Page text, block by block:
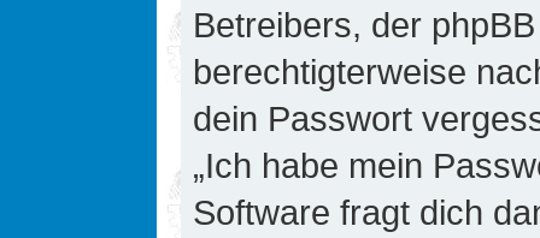
Betreibers, der
berechtigterweise
dein Passwort
„Ich habe mein
Software fragt dich